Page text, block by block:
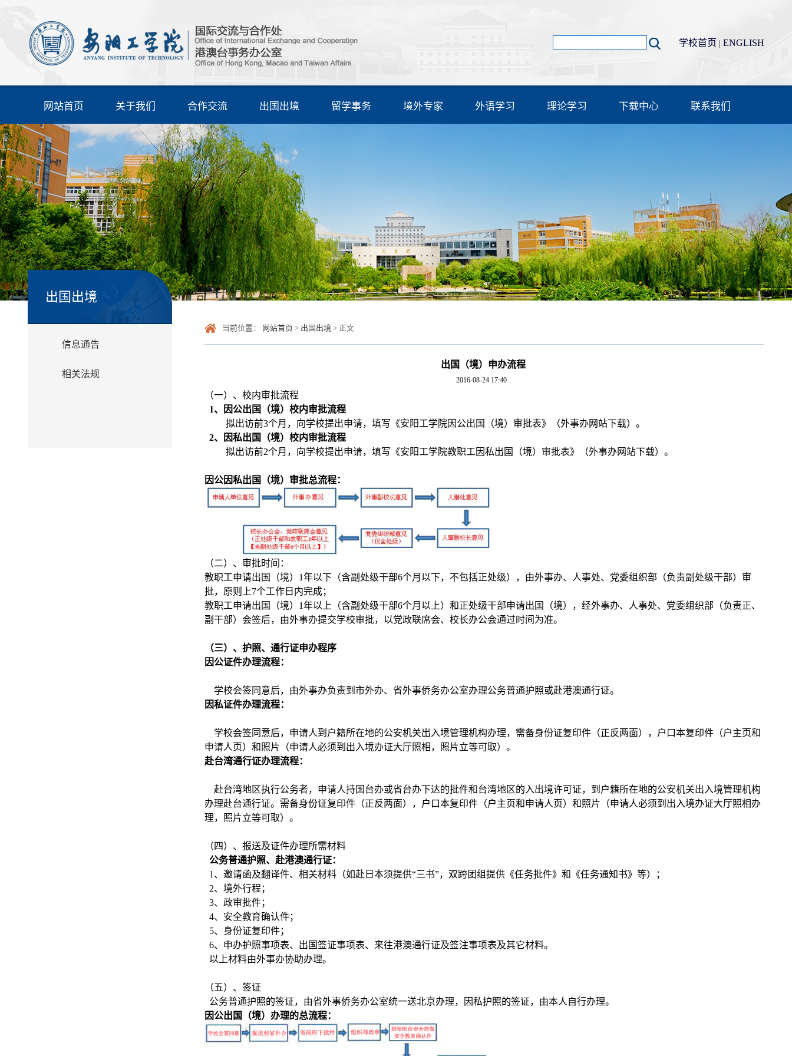
学校首页 ENGLISH
网站首页 关于我们 合作交流 出国出境 留学事务 境外专家 外语学习 理论学习 下载中心 联系我们
出国出境
信息通告
相关法规
当前位置： 网站首页 > 出国出境 > 正文
出国（境）申办流程
2016-08-24 17:40
（一）、校内审批流程
1、因公出国（境）校内审批流程
拟出访前3个月，向学校提出申请，填写《安阳工学院因公出国（境）审批表》（外事办网站下载）。
2、因私出国（境）校内审批流程
拟出访前2个月，向学校提出申请，填写《安阳工学院教职工因私出国（境）审批表》（外事办网站下载）。
因公因私出国（境）审批总流程：
（二）、审批时间：
教职工申请出国（境）1年以下（含副处级干部6个月以下，不包括正处级），由外事办、人事处、党委组织部（负责副处级干部）审
批，原则上7个工作日内完成；
教职工申请出国（境）1年以上（含副处级干部6个月以上）和正处级干部申请出国（境），经外事办、人事处、党委组织部（负责正、
副干部）会签后，由外事办提交学校审批，以党政联席会、校长办公会通过时间为准。
（三）、护照、通行证申办程序
因公证件办理流程：
学校会签同意后，由外事办负责到市外办、省外事侨务办公室办理公务普通护照或赴港澳通行证。
因私证件办理流程：
学校会签同意后，申请人到户籍所在地的公安机关出入境管理机构办理，需备身份证复印件（正反两面），户口本复印件（户主页和
申请人页）和照片（申请人必须到出入境办证大厅照相，照片立等可取）。
赴台湾通行证办理流程：
赴台湾地区执行公务者，申请人持国台办或省台办下达的批件和台湾地区的入出境许可证，到户籍所在地的公安机关出入境管理机构
办理赴台通行证。需备身份证复印件（正反两面），户口本复印件（户主页和申请人页）和照片（申请人必须到出入境办证大厅照相办
理，照片立等可取）。
（四）、报送及证件办理所需材料
公务普通护照、赴港澳通行证：
1、邀请函及翻译件、相关材料（如赴日本须提供“三书”，双跨团组提供《任务批件》和《任务通知书》等）；
2、境外行程；
3、政审批件；
4、安全教育确认件；
5、身份证复印件；
6、申办护照事项表、出国签证事项表、来往港澳通行证及签注事项表及其它材料。
以上材料由外事办协助办理。
（五）、签证
公务普通护照的签证，由省外事侨务办公室统一送北京办理，因私护照的签证，由本人自行办理。
因公出国（境）办理的总流程：